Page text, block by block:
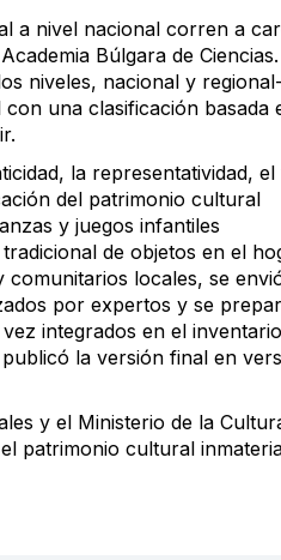
a nivel nacional corren a
Búlgara de
niveles, nacional y
una clasificación basada
la representatividad,
del patrimonio cultural
y juegos infantiles
de objetos en el
locales, se
por expertos y se
integrados en el
la versión final en
y el Ministerio de la
patrimonio cultural